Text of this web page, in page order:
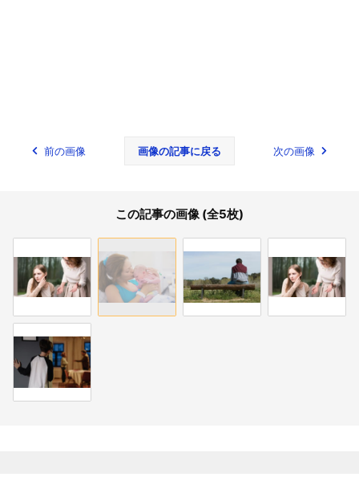
前の画像 画像の記事に戻る 次の画像
この記事の画像 (全5枚)